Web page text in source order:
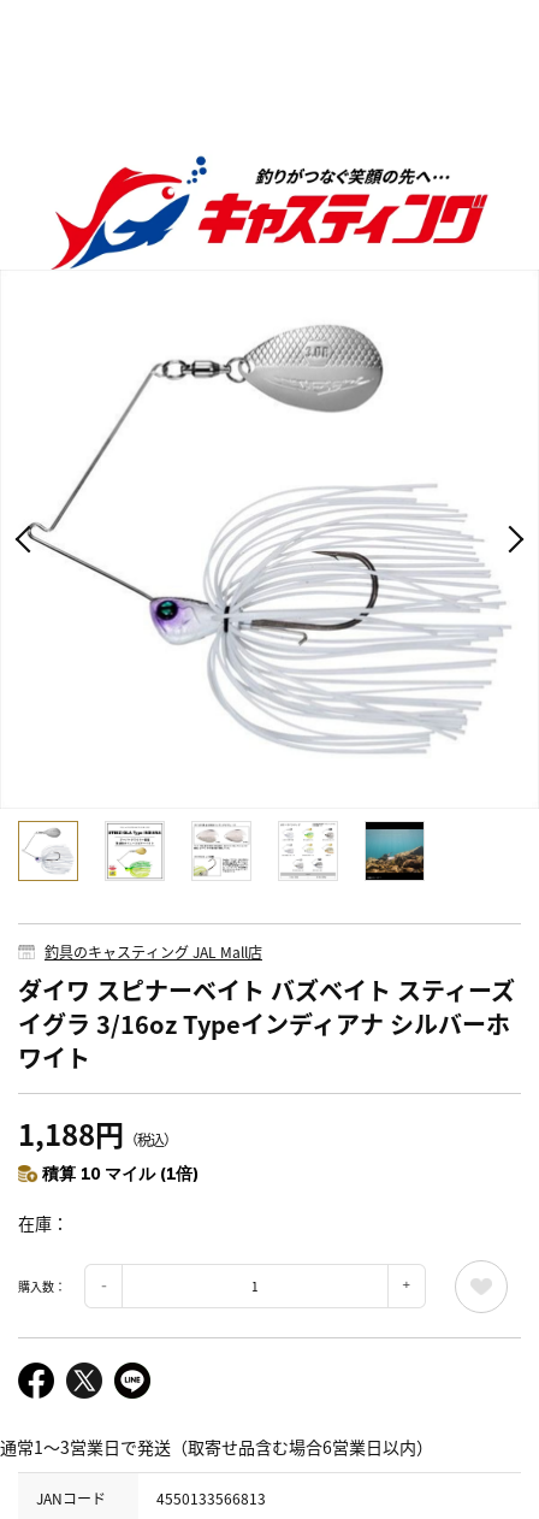
釣具のキャスティング JAL Mall店
ダイワ スピナーベイト バズベイト スティーズ
イグラ 3/16oz Typeインディアナ シルバーホ
ワイト
1,188円 （税込）
積算 10 マイル (1倍)
在庫
購入数：
通常1～3営業日で発送（取寄せ品含む場合6営業日以内）
JANコード 4550133566813